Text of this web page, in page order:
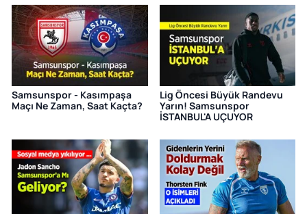
Samsunspor - Kasımpaşa
Maçı Ne Zaman, Saat Kaçta?
Lig Öncesi Büyük Randevu
Yarın! Samsunspor
İSTANBUL'A UÇUYOR